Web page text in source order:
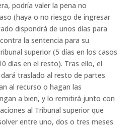
podría valer la pena no
(haya o no riesgo de ingresar
dispondrá de unos días para
la sentencia para su
superior (5 días en los casos
días en el resto). Tras ello, el
traslado al resto de partes
al recurso o hagan las
a bien, y lo remitirá junto con
al Tribunal superior que
entre uno, dos o tres meses